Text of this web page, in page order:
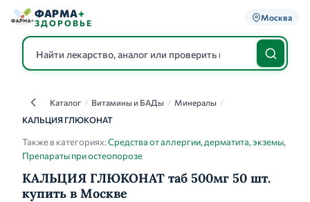
ФАРМА+
ЗДОРОВЬЕ
Москва
КаталогКаталог / Витамины и БАДы / Минералы /
КАЛЬЦИЯ ГЛЮКОНАТ
Также в категориях:Средства от аллергии, дерматита, экземы,
Препараты при остеопорозе
КАЛЬЦИЯ ГЛЮКОНАТ таб 500мг 50 шт.
купить в Москве